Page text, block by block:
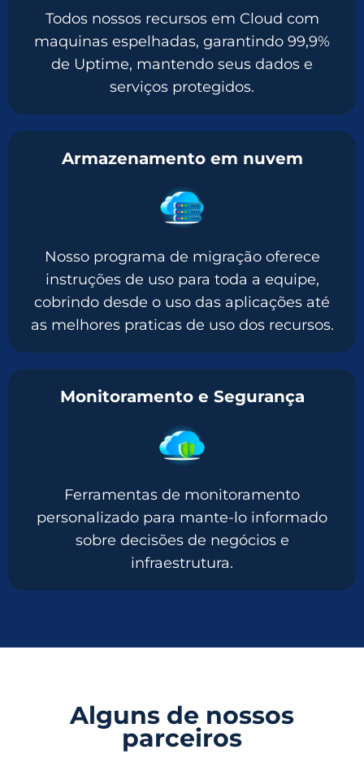
Todos nossos recursos em Cloud com
maquinas espelhadas, garantindo 99,9%
de Uptime, mantendo seus dados e
serviços protegidos.
Armazenamento em nuvem
Nosso programa de migração oferece
instruções de uso para toda a equipe,
cobrindo desde o uso das aplicações até
as melhores praticas de uso dos recursos.
Monitoramento e Segurança
Ferramentas de monitoramento
personalizado para mante-lo informado
sobre decisões de negócios e
infraestrutura.
Alguns de nossos
parceiros